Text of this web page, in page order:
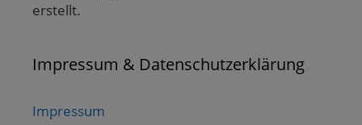
erstellt.
Impressum & Datenschutzerklärung
Impressum